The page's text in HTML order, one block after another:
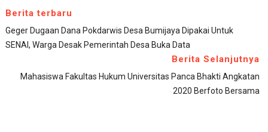
Berita terbaru
Geger Dugaan Dana Pokdarwis Desa Bumijaya Dipakai Untuk
SENAI, Warga Desak Pemerintah Desa Buka Data
Berita Selanjutnya
Mahasiswa Fakultas Hukum Universitas Panca Bhakti Angkatan
2020 Berfoto Bersama